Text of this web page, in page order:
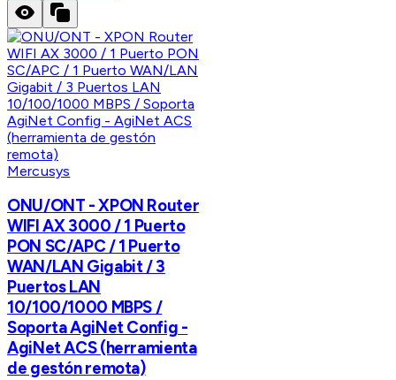
Mercusys
ONU/ONT - XPON Router
WIFI AX 3000 / 1 Puerto
PON SC/APC / 1 Puerto
WAN/LAN Gigabit / 3
Puertos LAN
10/100/1000 MBPS /
Soporta AgiNet Config -
AgiNet ACS (herramienta
de gestón remota)